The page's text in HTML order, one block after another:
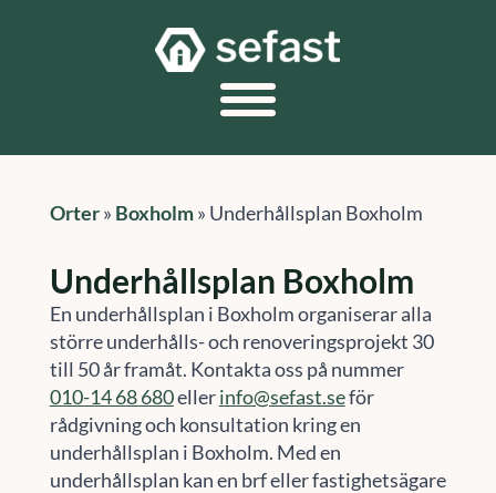
Orter» Boxholm» Underhållsplan Boxholm
Underhållsplan Boxholm
En underhållsplan i Boxholm organiserar alla
större underhålls- och renoveringsprojekt 30
till 50 år framåt. Kontakta oss på nummer
010-14 68 680ellerinfo@sefast.seför
rådgivning och konsultation kring en
underhållsplan i Boxholm. Med en
underhållsplan kan en brf eller fastighetsägare